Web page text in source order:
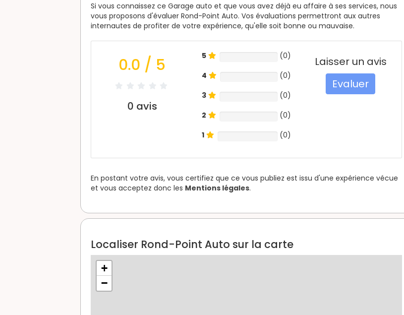
Si vous connaissez ce Garage auto et que vous avez déjà eu affaire à ses services, nous
vous proposons d'évaluer Rond-Point Auto. Vos évaluations permettront aux autres
internautes de profiter de votre expérience, qu'elle soit bonne ou mauvaise.
0.0 / 5
0 avis
5 (0)
4
(0)
3
(0)
2
(0)
1
(0)
Laisser un avis
Evaluer
En postant votre avis, vous certifiez que ce vous publiez est issu d'une expérience vécue
et vous acceptez donc les Mentions légales.
Localiser Rond-Point Auto sur la carte
+
−